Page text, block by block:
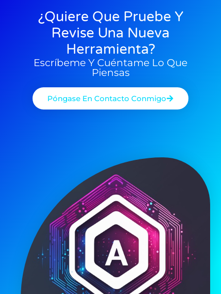
08/09/2025
17/08/2025